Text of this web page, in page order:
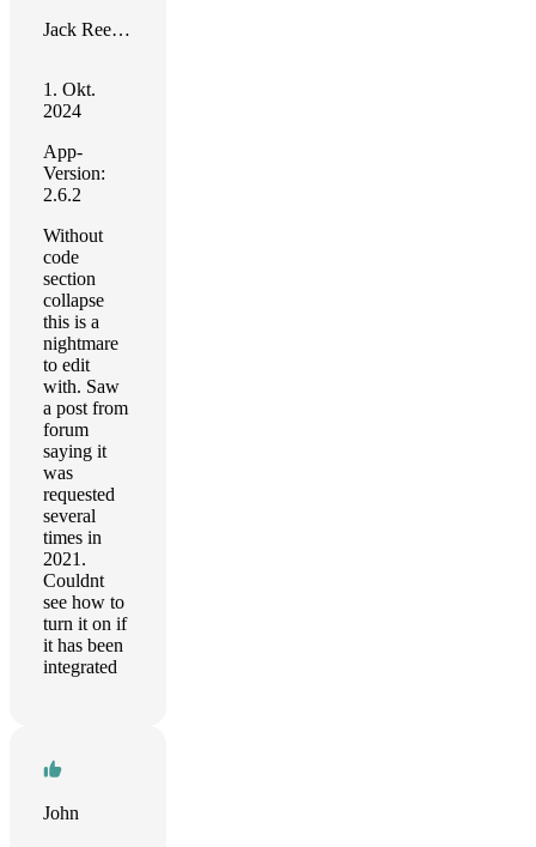
Jack Reeves
1. Okt.
2024
App-
Version:
2.6.2
Without
code
section
collapse
this is a
nightmare
to edit
with. Saw
a post from
forum
saying it
was
requested
several
times in
2021.
Couldnt
see how to
turn it on if
it has been
integrated
John